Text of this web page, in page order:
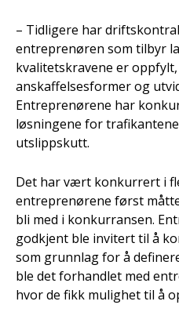
– Tidligere har
entreprenøren som tilbyr
kvalitetskravene er
anskaffelsesformer og
Entreprenørene har
løsningene for
utslippskutt.
Det har vært konkurrert i
entreprenørene først
bli med i konkurransen.
godkjent ble invitert til å
som grunnlag for å
ble det forhandlet med
hvor de fikk mulighet til å